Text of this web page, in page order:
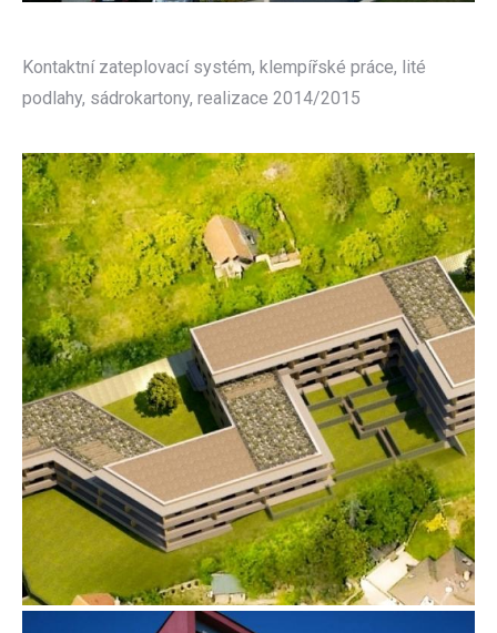
Kontaktní zateplovací systém, klempířské práce, lité
podlahy, sádrokartony, realizace 2014/2015